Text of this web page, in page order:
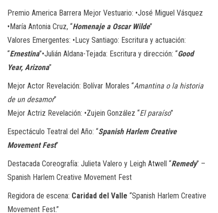
Premio America Barrera Mejor Vestuario: •José Miguel Vásquez
•María Antonia Cruz, “Homenaje a Oscar Wilde”
Valores Emergentes: •Lucy Santiago: Escritura y actuación:
“Ernestina”•Julián Aldana-Tejada: Escritura y dirección: “Good
Year, Arizona”
Mejor Actor Revelación: Bolívar Morales “Amantina o la historia
de un desamor”
Mejor Actriz Revelación: •Zujein González “El paraíso”
Espectáculo Teatral del Año: “Spanish Harlem Creative
Movement Fest”
Destacada Coreografía: Julieta Valero y Leigh Atwell “Remedy” –
Spanish Harlem Creative Movement Fest
Regidora de escena: Caridad del Valle “Spanish Harlem Creative
Movement Fest.”